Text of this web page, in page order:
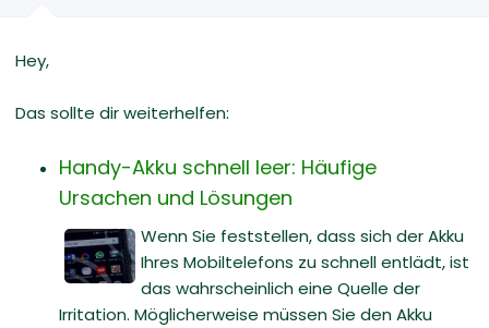
Hey,
Das sollte dir weiterhelfen:
Handy-Akku schnell leer: Häufige
Ursachen und Lösungen
Wenn Sie feststellen, dass sich der Akku
Ihres Mobiltelefons zu schnell entlädt, ist
das wahrscheinlich eine Quelle der
Irritation. Möglicherweise müssen Sie den Akku